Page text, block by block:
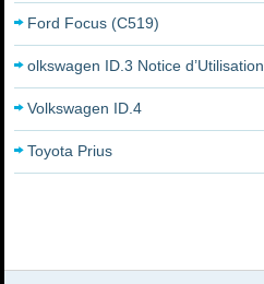
Ford Focus (C519)
olkswagen ID.3 Notice d’Utilisation
Volkswagen ID.4
Toyota Prius